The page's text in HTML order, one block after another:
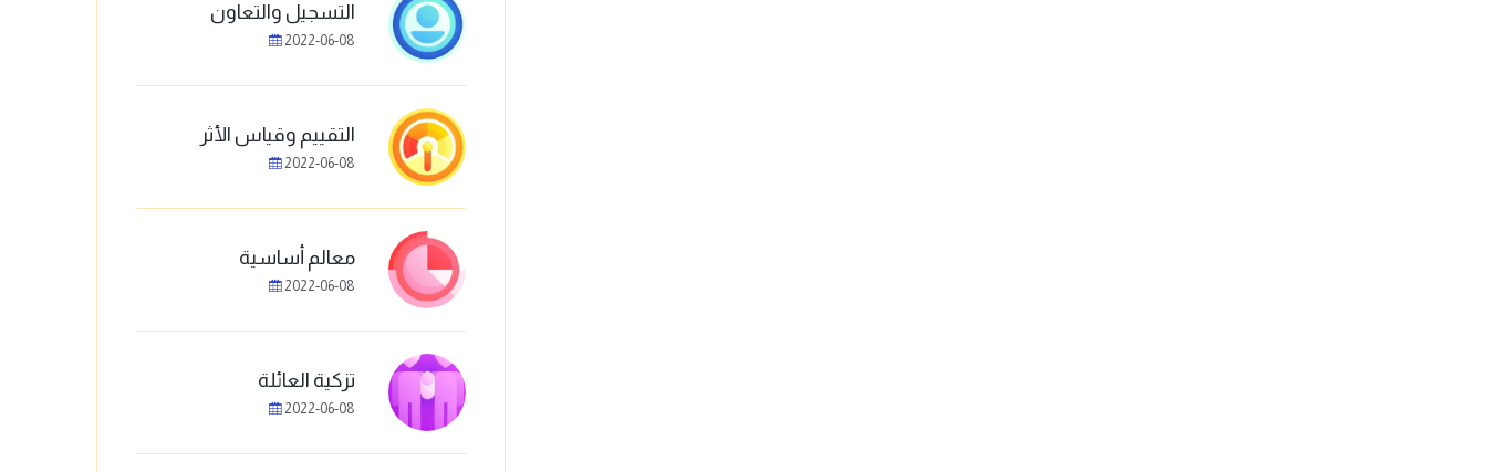
التسجيل والتعاون
2022-06-08
التقييم وقياس الأثر
2022-06-08
معالم أساسية
2022-06-08
تزكية العائلة
2022-06-08